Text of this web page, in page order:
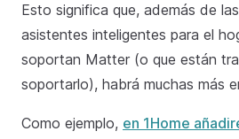
Esto significa que, además de
asistentes inteligentes para el
soportan Matter (o que están
soportarlo), habrá muchas más
Como ejemplo, en 1Home